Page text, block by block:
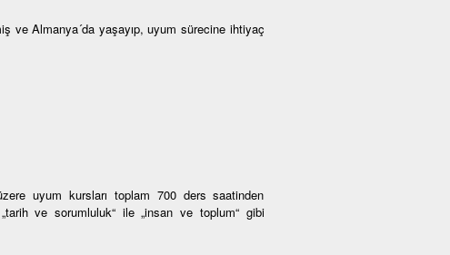
ve Almanya´da yaşayıp, uyum sürecine ihtiyaç
uyum kursları toplam 700 ders saatinden
ve sorumluluk“ ile „insan ve toplum“ gibi